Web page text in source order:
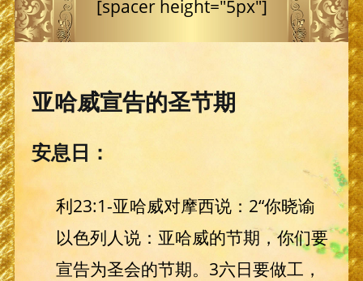
[spacer height="5px"]
亚哈威宣告的圣节期
安息日：
利23:1-亚哈威对摩西说：2“你晓谕
以色列人说：亚哈威的节期，你们要
宣告为圣会的节期。3六日要做工，